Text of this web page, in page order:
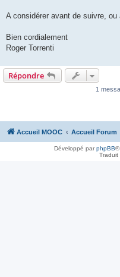
A considérer avant de suivre,
Bien cordialement
Roger Torrenti
Répondre
1
Accueil MOOC Accueil Forum
Développé parphpBB®
Traduit